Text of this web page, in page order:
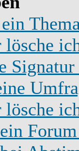
Signatur